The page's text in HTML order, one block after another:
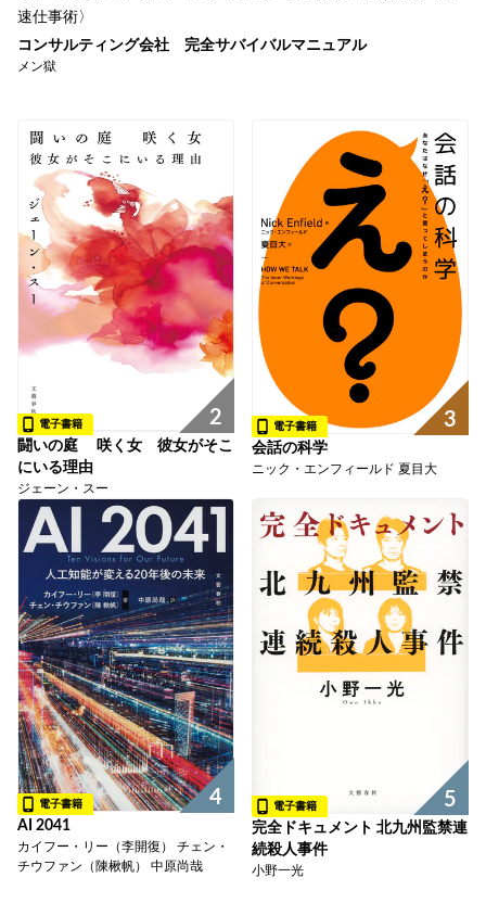
速仕事術〉
コンサルティング会社 完全サバイバルマニュアル
メン獄
2
電子書籍
闘いの庭 咲く女 彼女がそこ
にいる理由
ジェーン・スー
3
電子書籍
会話の科学
ニック・エンフィールド 夏目大
4
電子書籍
AI 2041
カイフー・リー（李開復） チェン・
チウファン（陳楸帆） 中原尚哉
5
電子書籍
完全ドキュメント 北九州監禁連
続殺人事件
小野一光